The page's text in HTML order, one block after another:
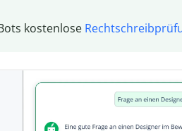
kostenlose